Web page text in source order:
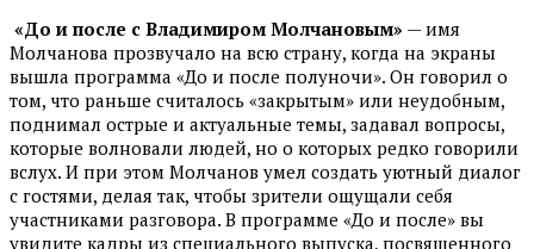
«До и после с Владимиром Молчановым» — имя
Молчанова прозвучало на всю страну, когда на экраны
вышла программа «До и после полуночи». Он говорил о
том, что раньше считалось «закрытым» или неудобным,
поднимал острые и актуальные темы, задавал вопросы,
которые волновали людей, но о которых редко говорили
вслух. И при этом Молчанов умел создать уютный диалог
с гостями, делая так, чтобы зрители ощущали себя
участниками разговора. В программе «До и после» вы
увидите кадры из специального выпуска, посвященного